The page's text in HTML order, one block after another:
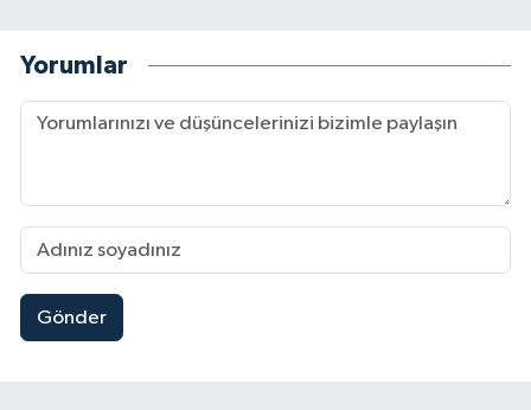
Yorumlar
Gönder